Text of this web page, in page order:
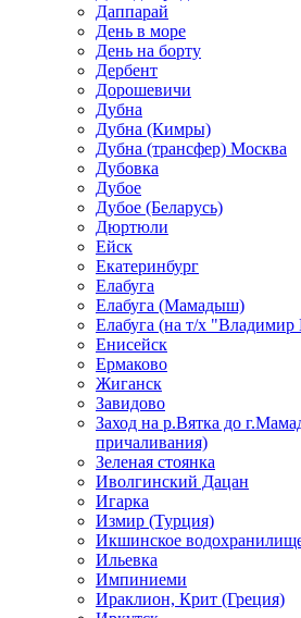
Даппарай
День в море
День на борту
Дербент
Дорошевичи
Дубна
Дубна (Кимры)
Дубна (трансфер) Москва
Дубовка
Дубое
Дубое (Беларусь)
Дюртюли
Ейск
Екатеринбург
Елабуга
Елабуга (Мамадыш)
Елабуга (на т/х
Енисейск
Ермаково
Жиганск
Завидово
Заход на р.Вятка до
причаливания)
Зеленая стоянка
Иволгинский Дацан
Игарка
Измир (Турция)
Икшинское
Ильевка
Импиниеми
Ираклион, Крит (Греция)